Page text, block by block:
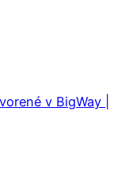
v BigWay |